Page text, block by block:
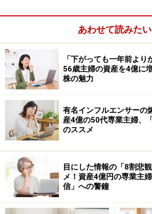
しかし、資産運用は現代の生存戦略
ていると思います。
まず、稼ぐことには限界がある
満足できるように稼げる時代は終わ
く稼げる人と飛び抜けて能力がある
ょっと欲しい」と思う時代になって
給料が増えない時代ですが、しっか
あわせて読みたい
「下がっても一年前より
56歳主婦の資産を4億に
株の魅力
有名インフルエンサーの
産4億の50代専業主婦、
のススメ
目にした情報の「8割悲
メ！資産4億円の専業主
信」への警鐘